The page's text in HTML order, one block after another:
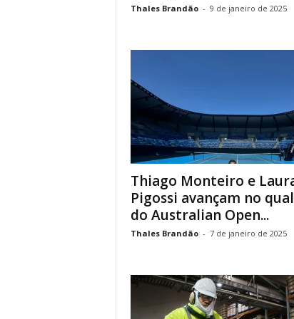
Thales Brandão - 9 de janeiro de 2025
Thiago Monteiro e
Pigossi avançam no
do Australian Open...
Thales Brandão - 7 de janeiro de 2025